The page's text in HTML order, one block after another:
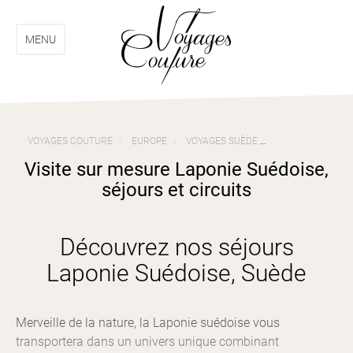
menu
contenuMENU
VOYAGES COUTURE EUROPE VOYAGES SUÈDE
Visite sur mesure Laponie Suédoise,
séjours et circuits
Découvrez nos séjours
Laponie Suédoise, Suède
Merveille de la nature, la Laponie suédoise vous
transportera dans un univers unique combinant